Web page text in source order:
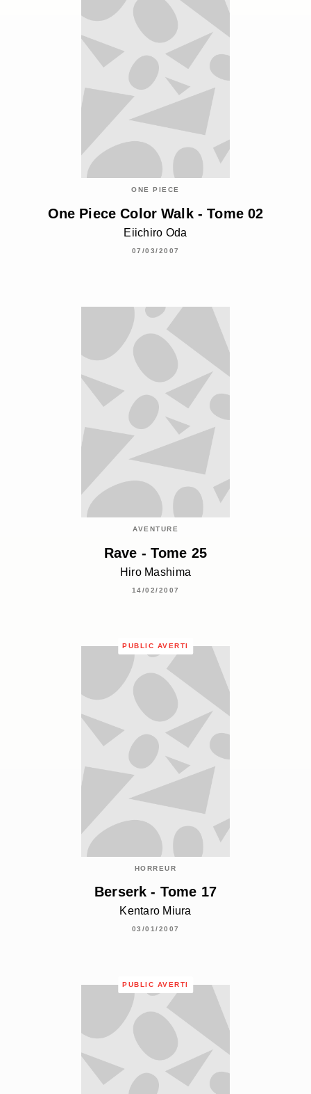
ONE PIECE
One Piece Color Walk - Tome 02
Eiichiro Oda
07/03/2007
AVENTURE
Rave - Tome 25
Hiro Mashima
14/02/2007
PUBLIC AVERTI
HORREUR
Berserk - Tome 17
Kentaro Miura
03/01/2007
PUBLIC AVERTI